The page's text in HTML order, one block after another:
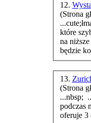
12.
(Strona
które
na
będzie
13.
(Strona
...nbsp;
podczas
oferuje 3